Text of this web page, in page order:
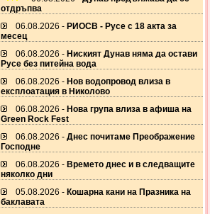
отдръпва
06.08.2026 - РИОСВ - Русе с 18 акта за
месец
06.08.2026 - Ниският Дунав няма да остави
Русе без питейна вода
06.08.2026 - Нов водопровод влиза в
експлоатация в Николово
06.08.2026 - Нова група влиза в афиша на
Green Rock Fest
06.08.2026 - Днес почитаме Преображение
Господне
06.08.2026 - Времето днес и в следващите
няколко дни
05.08.2026 - Кошарна кани на Празника на
баклавата